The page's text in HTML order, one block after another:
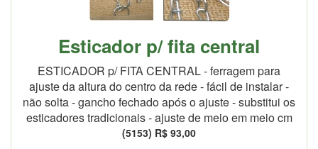
Esticador p/ fita central
ESTICADOR p/ FITA CENTRAL - ferragem para
ajuste da altura do centro da rede - fácil de instalar -
não solta - gancho fechado após o ajuste - substitui os
esticadores tradicionais - ajuste de meio em meio cm
(5153) R$ 93,00